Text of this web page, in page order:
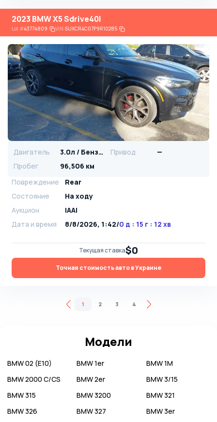
2023 BMW X5 Sdrive40I
Lot#43774809 VIN:5UXCR4C07P9R10285
Двигатель 3.0л / Бензин Привод
—
Пробег
96,506 км
Повреждение
Rear
Состояние
На ходу
Аукцион
IAAI
Дата и время
8/8/2026, 1:42/0 д : 15 г : 12 хв
Текущая ставка$0
Точная стоимость авто в Украине
1 2 3 4
Модели
BMW02 (E10) BMW1er BMW1M
BMW2000 C/CS BMW2er BMW3/15
BMW315 BMW3200 BMW321
BMW326 BMW327 BMW3er